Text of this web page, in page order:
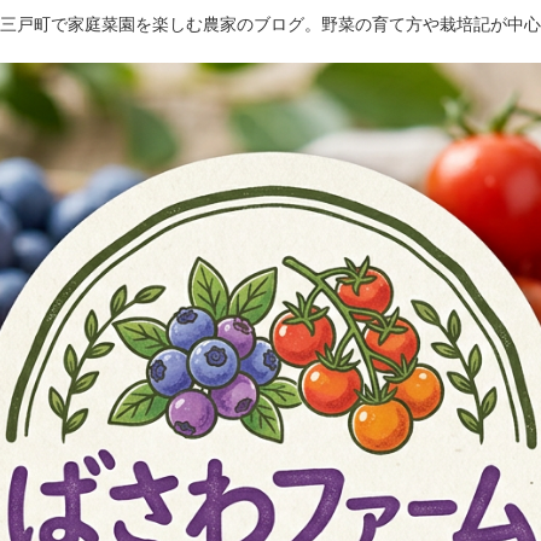
戸町で家庭菜園を楽しむ農家のブログ。野菜の育て方や栽培記が中